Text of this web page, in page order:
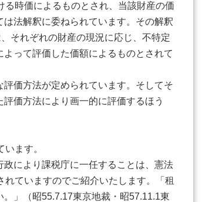
時価によるものとされ、当該財産の価
法解釈に委ねられています。その解釈
それぞれの財産の現況に応じ、不特定
って評価した価額によるものとされて
価方法が定められています。そしてそ
価方法により画一的に評価するほう
ます。
により課税庁に一任することは、憲法
ていますのでご紹介いたします。「租
」（昭55.7.17東京地裁・昭57.11.1東